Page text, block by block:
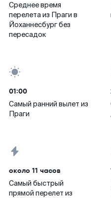
Среднее время
перелета из Праги в
Йоханнесбург без
пересадок
01:00
Самый ранний вылет из
Праги
около 11 часов
Самый быстрый
прямой перелет из